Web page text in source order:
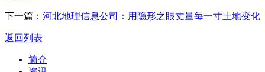
下一篇： 河北地理信息公司：用隐形之眼丈量每一寸土地变化
返回列表
简介